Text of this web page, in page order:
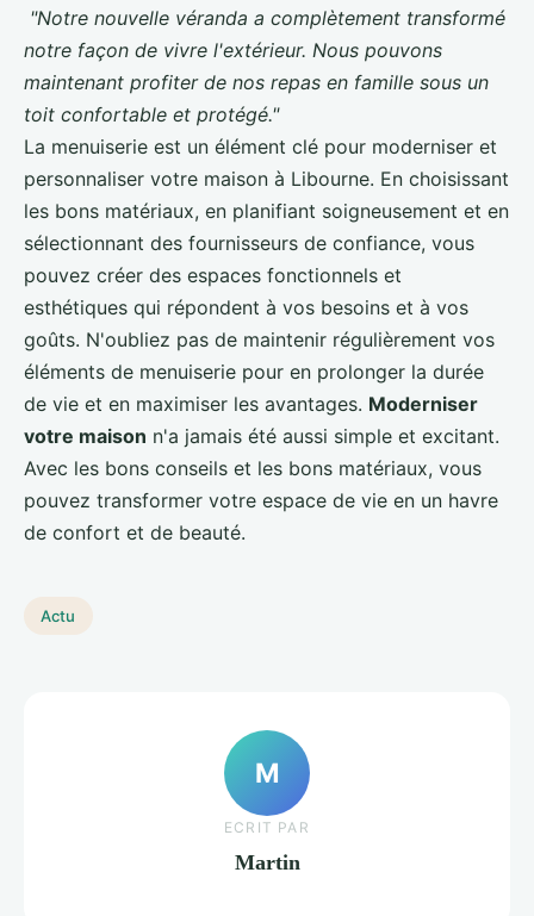
"Notre nouvelle véranda a complètement transformé
notre façon de vivre l'extérieur. Nous pouvons
maintenant profiter de nos repas en famille sous un
toit confortable et protégé."
La menuiserie est un élément clé pour moderniser et
personnaliser votre maison à Libourne. En choisissant
les bons matériaux, en planifiant soigneusement et en
sélectionnant des fournisseurs de confiance, vous
pouvez créer des espaces fonctionnels et
esthétiques qui répondent à vos besoins et à vos
goûts. N'oubliez pas de maintenir régulièrement vos
éléments de menuiserie pour en prolonger la durée
de vie et en maximiser les avantages. Moderniser
votre maison n'a jamais été aussi simple et excitant.
Avec les bons conseils et les bons matériaux, vous
pouvez transformer votre espace de vie en un havre
de confort et de beauté.
Actu
M
ECRIT PAR
Martin